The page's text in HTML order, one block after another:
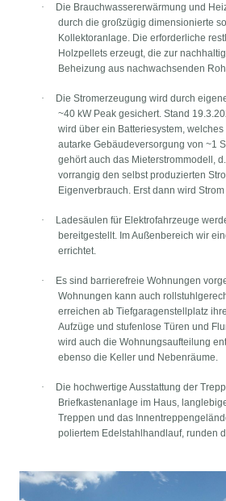
·
Die Brauchwassererwärmung und
durch die großzügig dimensionierte
Kollektoranlage. Die erforderliche
Holzpellets erzeugt, die zur
Beheizung aus nachwachsenden
·
Die Stromerzeugung wird durch
~40 kW Peak gesichert. Stand
wird über ein Batteriesystem,
autarke Gebäudeversorgung von ~1
gehört auch das Mieterstrommodell,
vorrangig den selbst produzierten
Eigenverbrauch. Erst dann wird
·
Ladesäulen für Elektrofahrzeuge
bereitgestellt. Im Außenbereich wir
errichtet.
·
Es sind barrierefreie Wohnungen
Wohnungen kann auch
erreichen ab Tiefgaragenstellplatz
Aufzüge und stufenlose Türen und
wird auch die Wohnungsaufteilung
ebenso die Keller und Nebenräume.
·
Die hochwertige Ausstattung der
Briefkastenanlage im Haus,
Treppen und das
poliertem Edelstahlhandlauf, runden